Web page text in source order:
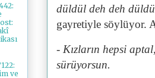
düldül deh deh
gayretiyle söylüyor.
- Kızların hepsi
sürüyorsun.
ve